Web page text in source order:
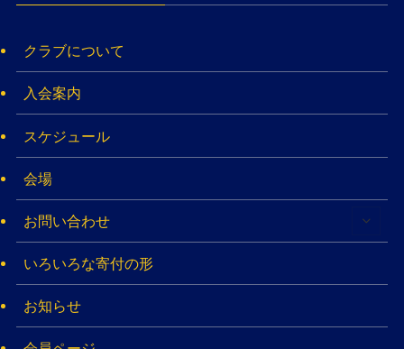
クラブについて
入会案内
スケジュール
会場
お問い合わせ
いろいろな寄付の形
お知らせ